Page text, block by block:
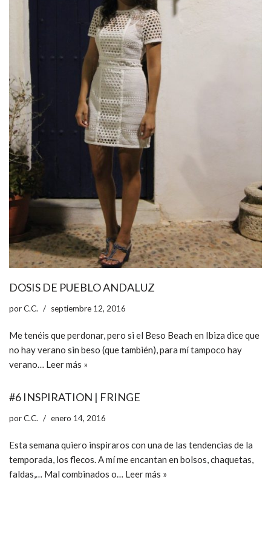
DOSIS DE PUEBLO ANDALUZ
porC.C. septiembre 12, 2016
Me tenéis que perdonar, pero si el Beso Beach en Ibiza dice que
no hay verano sin beso (que también), para mí tampoco hay
verano… Leer más »
#6 INSPIRATION | FRINGE
porC.C. enero 14, 2016
Esta semana quiero inspiraros con una de las tendencias de la
temporada, los flecos. A mí me encantan en bolsos, chaquetas,
faldas,… Mal combinados o… Leer más »